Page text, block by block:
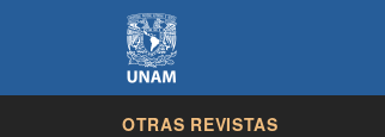
OTRAS REVISTAS